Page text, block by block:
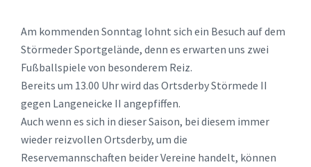
Am kommenden Sonntag lohnt sich ein Besuch auf dem
Störmeder Sportgelände, denn es erwarten uns zwei
Fußballspiele von besonderem Reiz.
Bereits um 13.00 Uhr wird das Ortsderby Störmede II
gegen Langeneicke II angepfiffen.
Auch wenn es sich in dieser Saison, bei diesem immer
wieder reizvollen Ortsderby, um die
Reservemannschaften beider Vereine handelt, können